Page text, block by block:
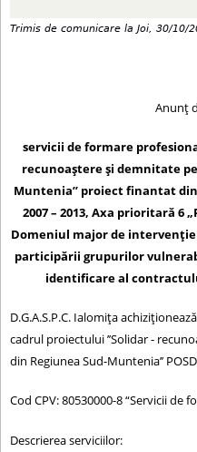
a
Trimis de comunicare la Joi, 30/10/
Anunț
servicii de formare
recunoaștere și demnitate
Muntenia’’proiect finantat din
2007 – 2013, Axa prioritară 6
Domeniul major de
participării grupurilor
identificare al
D.G.A.S.P.C. Ialomiţa
cadrul proiectului ’’Solidar -
din Regiunea Sud-Muntenia’’
Cod CPV: 80530000-8 “Servicii de
Descrierea serviciilor: